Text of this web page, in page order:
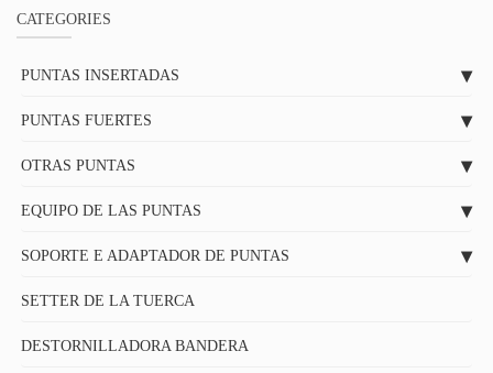
CATEGORIES
PUNTAS INSERTADAS
PUNTAS FUERTES
OTRAS PUNTAS
EQUIPO DE LAS PUNTAS
SOPORTE E ADAPTADOR DE PUNTAS
SETTER DE LA TUERCA
DESTORNILLADORA BANDERA